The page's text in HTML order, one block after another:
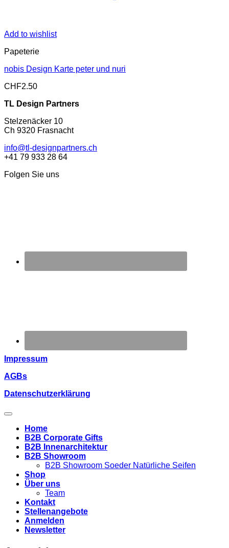
Add to wishlist
Papeterie
nobis Design Karte peter und nuri
CHF2.50
TL Design Partners
Stelzenäcker 10
Ch 9320 Frasnacht
info@tl-designpartners.ch
+41 79 933 28 64
Folgen Sie uns
Impressum
AGBs
Datenschutzerklärung
Home
B2B Corporate Gifts
B2B Innenarchitektur
B2B Showroom
B2B Showroom Soeder Natürliche Seifen
Shop
Über uns
Team
Kontakt
Stellenangebote
Anmelden
Newsletter